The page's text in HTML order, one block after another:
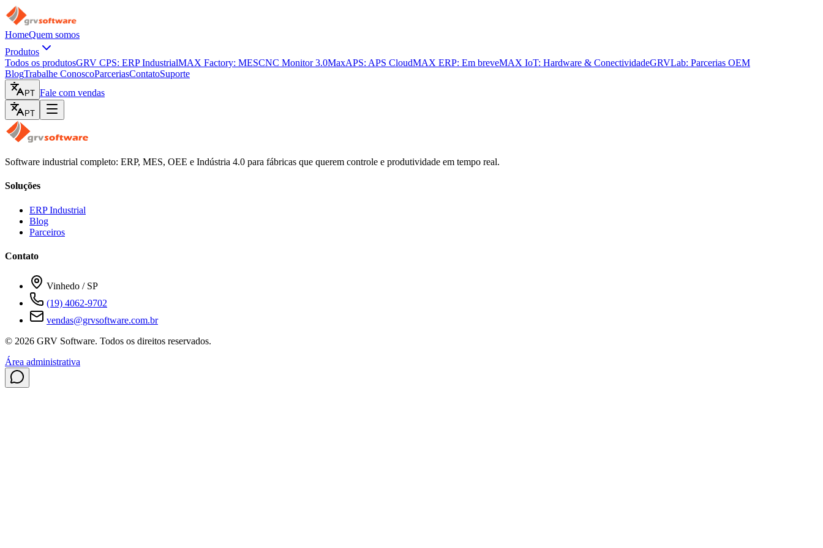
HomeQuem somos
Produtos
Todos os produtosGRV CPS: ERP IndustrialMAX Factory: MESCNC Monitor 3.0MaxAPS: APS CloudMAX ERP: Em breveMAX IoT: Hardware & ConectividadeGRVLab: Parcerias OEM
BlogTrabalhe ConoscoParceriasContatoSuporte
PT Fale com vendas
PT
Software industrial completo: ERP, MES, OEE e Indústria 4.0 para fábricas que querem controle e produtividade em tempo real.
Soluções
ERP Industrial
Blog
Parceiros
Contato
Vinhedo / SP
(19) 4062-9702
vendas@grvsoftware.com.br
© 2026 GRV Software. Todos os direitos reservados.
Área administrativa